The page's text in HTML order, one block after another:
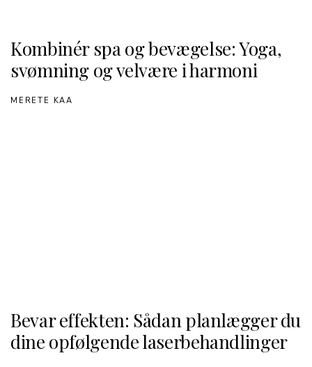
Kombinér spa og bevægelse: Yoga,
svømning og velvære i harmoni
MERETE KAA
Bevar effekten: Sådan planlægger du
dine opfølgende laserbehandlinger